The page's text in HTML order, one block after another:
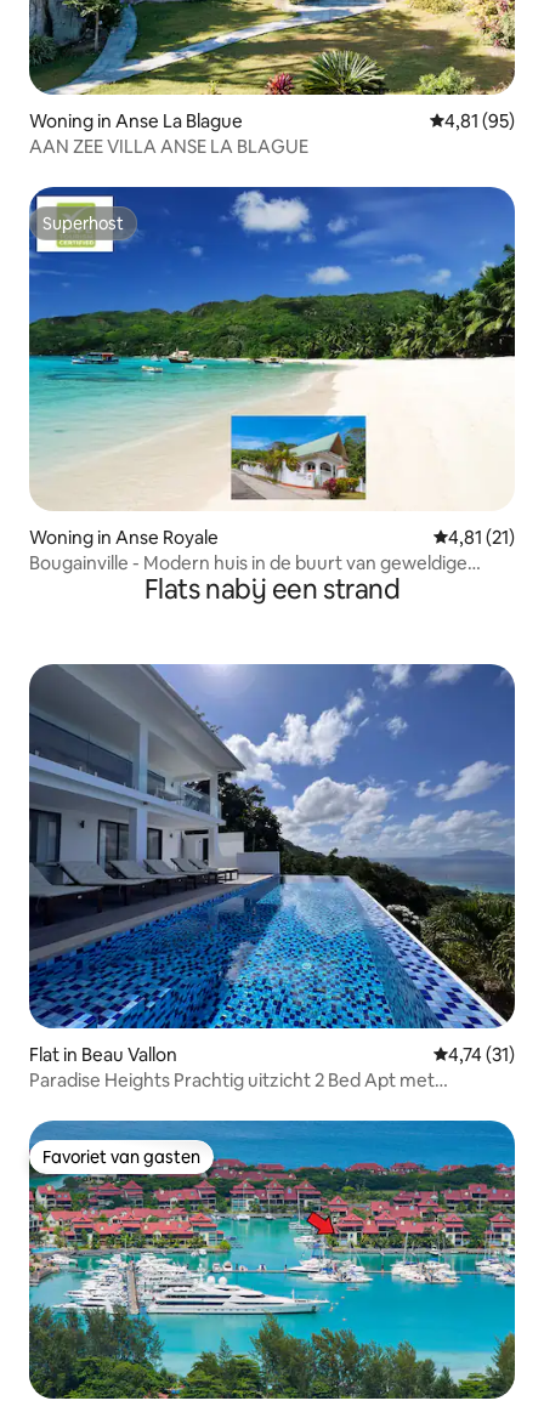
Woning in Anse La Blague Gemiddelde
4,81 (95)
AAN ZEE VILLA ANSE LA BLAGUE
Superhost
Superhost
Woning in Anse Royale Gemiddelde
4,81 (21)
Bougainville - Modern huis in de buurt van geweldige
Flats nabij een strand
Flat in Beau Vallon Gemiddelde
4,74 (31)
Paradise Heights Prachtig uitzicht 2 Bed Apt met
Favoriet van gasten
Favoriet van gasten